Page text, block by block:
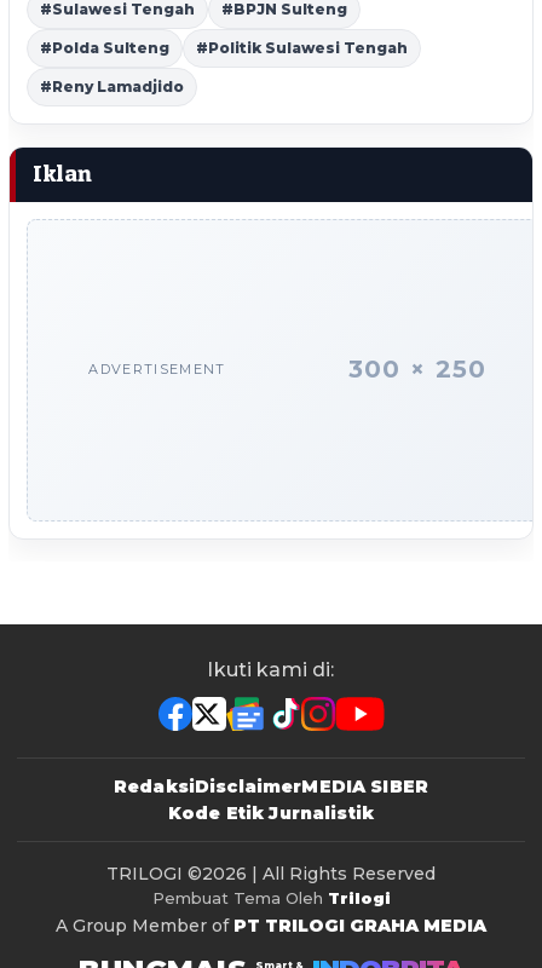
#Sulawesi Tengah #BPJN Sulteng
#Polda Sulteng #Politik Sulawesi Tengah
#Reny Lamadjido
Iklan
ADVERTISEMENT 300 × 250
Ikuti kami di:
RedaksiDisclaimerMEDIA SIBER
Kode Etik Jurnalistik
TRILOGI ©2026 | All Rights Reserved
Pembuat Tema Oleh Trilogi
A Group Member of PT TRILOGI GRAHA MEDIA